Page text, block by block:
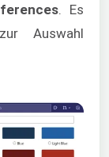
. Es
Auswahl